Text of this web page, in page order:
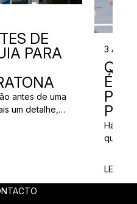
DE
PARA
antes de uma
um detalhe,
uma corrida?
3 Ago
ÉS?
Há
quem
para
LER